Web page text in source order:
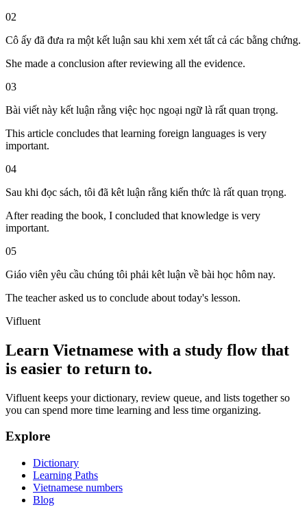
02
Cô ấy đã đưa ra một kết luận sau khi xem xét tất cả các bằng chứng.
She made a conclusion after reviewing all the evidence.
03
Bài viết này kết luận rằng việc học ngoại ngữ là rất quan trọng.
This article concludes that learning foreign languages is very
important.
04
Sau khi đọc sách, tôi đã kêt luận rằng kiến thức là rất quan trọng.
After reading the book, I concluded that knowledge is very
important.
05
Giáo viên yêu cầu chúng tôi phải kêt luận về bài học hôm nay.
The teacher asked us to conclude about today's lesson.
Vifluent
Learn Vietnamese with a study flow that
is easier to return to.
Vifluent keeps your dictionary, review queue, and lists together so
you can spend more time learning and less time organizing.
Explore
Dictionary
Learning Paths
Vietnamese numbers
Blog